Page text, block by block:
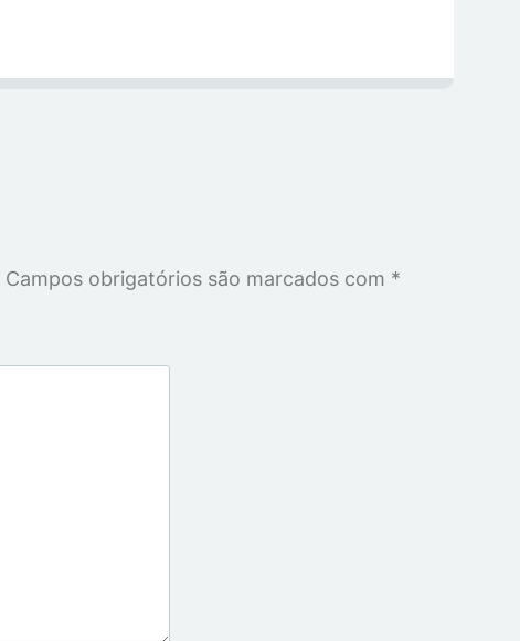
Campos obrigatórios são marcados com *